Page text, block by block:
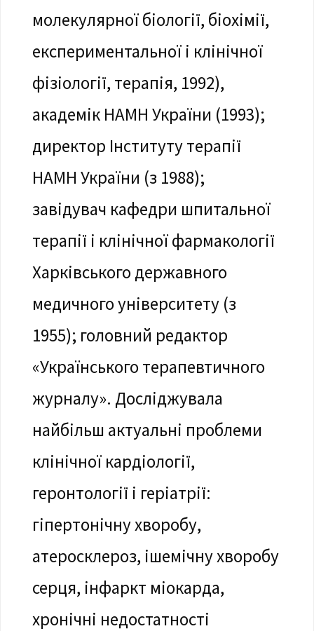
молекулярної біології, біохімії,
експериментальної і клінічної
фізіології, терапія, 1992),
академік НАМН України (1993);
директор Інституту терапії
НАМН України (з 1988);
завідувач кафедри шпитальної
терапії і клінічної фармакології
Харківського державного
медичного університету (з
1955); головний редактор
«Українського терапевтичного
журналу». Досліджувала
найбільш актуальні проблеми
клінічної кардіології,
геронтології і геріатрії:
гіпертонічну хворобу,
атеросклероз, ішемічну хворобу
серця, інфаркт міокарда,
хронічні недостатності